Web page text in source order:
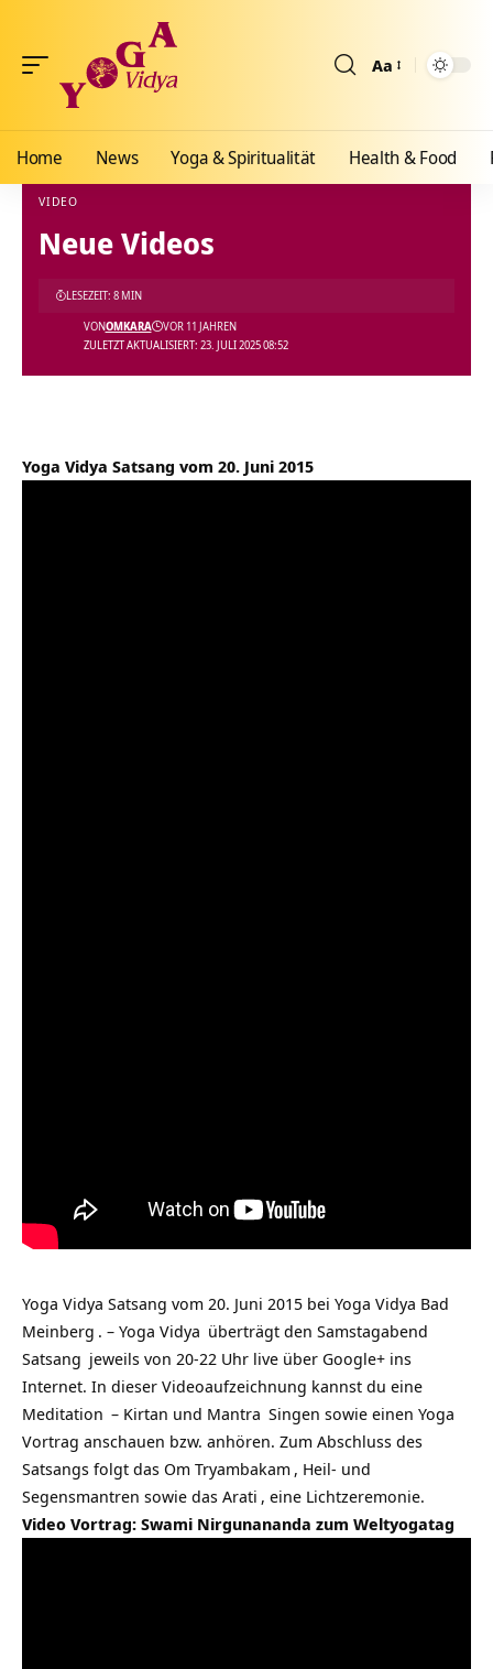
Aa
Home News Yoga & Spiritualität Health & Food
Yoga Vidya Blog - Yoga, Meditation und Ayurveda
VIDEO
Neue Videos
ZULETZT AKTUALISIERT: 23. JULI 2025 08:52
VONOMKARA VOR 11 JAHREN
LESEZEIT: 8 MIN
Yoga Vidya Satsang vom 20. Juni 2015
Yoga Vidya Satsang vom 20. Juni 2015 bei Yoga Vidya Bad
Meinberg . – Yoga Vidya überträgt den Samstagabend
Satsang jeweils von 20-22 Uhr live über Google+ ins
Internet. In dieser Videoaufzeichnung kannst du eine
Meditation – Kirtan und Mantra Singen sowie einen Yoga
Vortrag anschauen bzw. anhören. Zum Abschluss des
Satsangs folgt das Om Tryambakam , Heil- und
Segensmantren sowie das Arati , eine Lichtzeremonie.
Video Vortrag: Swami Nirgunananda zum Weltyogatag